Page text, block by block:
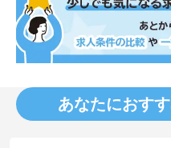
あなたにおす